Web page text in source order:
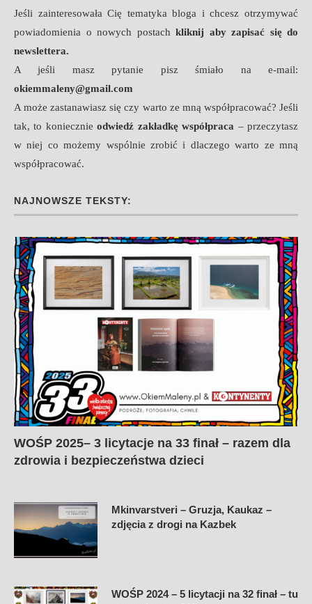
Jeśli zainteresowała Cię tematyka bloga i chcesz otrzymywać
powiadomienia o nowych postach kliknij aby zapisać się do
newslettera.
A jeśli masz pytanie pisz śmiało na e-mail:
okiemmaleny@gmail.com
A może zastanawiasz się czy warto ze mną współpracować? Jeśli
tak, to koniecznieodwiedź zakładkę współpraca – przeczytasz
w niej co możemy wspólnie zrobić i dlaczego warto ze mną
współpracować.
NAJNOWSZE TEKSTY:
WOŚP 2025– 3 licytacje na 33 finał – razem dla
zdrowia i bezpieczeństwa dzieci
Mkinvarstveri – Gruzja, Kaukaz –
zdjęcia z drogi na Kazbek
WOŚP 2024 – 5 licytacji na 32 finał – tu